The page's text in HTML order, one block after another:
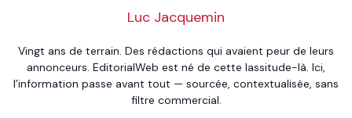
Luc Jacquemin
Vingt ans de terrain. Des rédactions qui avaient peur de leurs
annonceurs. EditorialWeb est né de cette lassitude-là. Ici,
l’information passe avant tout — sourcée, contextualisée, sans
filtre commercial.